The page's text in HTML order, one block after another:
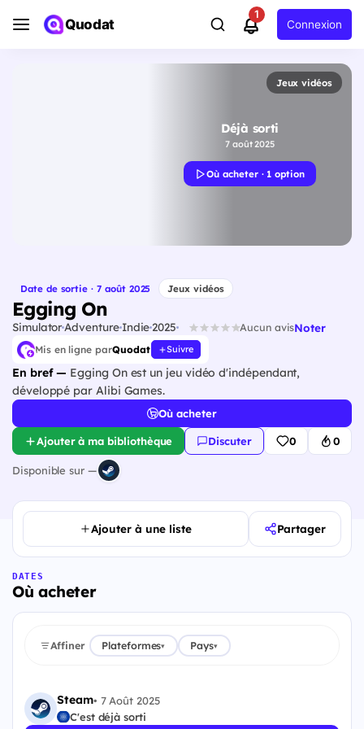
Quodat
1
Connexion
Jeux vidéos
Déjà sorti
7 août 2025
Où acheter · 1 option
Date de sortie · 7 août 2025 Jeux vidéos
Egging On
Simulator AdventureIndie 2025 Aucun avisNoter
Mis en ligne parQuodat Suivre
En bref — Egging On est un jeu vidéo d'indépendant,
développé par Alibi Games.
Où acheter
Ajouter à ma bibliothèque Discuter 0 0
Disponible sur —
Ajouter à une liste Partager
DATES
Où acheter
Affiner Plateformes▾ Pays▾
Steam• 7 Août 2025
C'est déjà sorti